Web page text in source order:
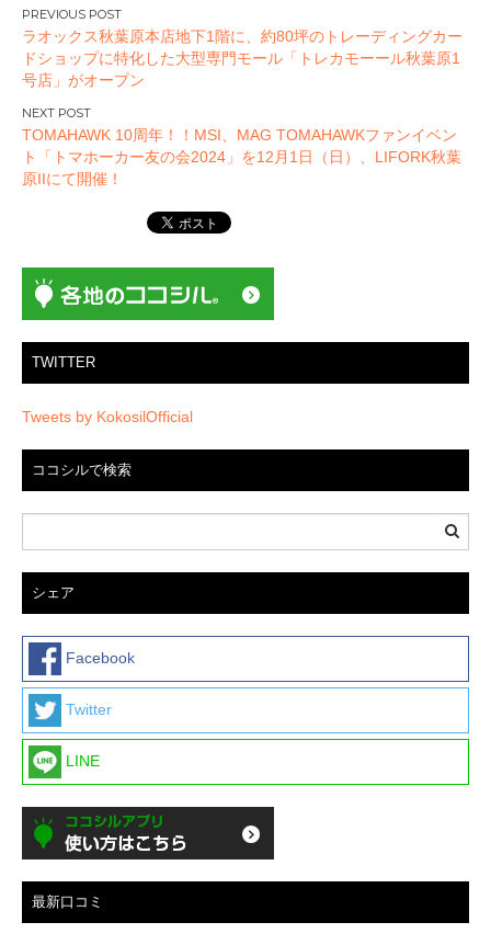
投
稿
ナ
ビ
ゲ
ー
シ
ラオックス秋葉原本店地下1階に、約80坪のトレーディングカー
ドショップに特化した大型専門モール「トレカモーール秋葉原1
号店」がオープン
TOMAHAWK 10周年！！MSI、MAG TOMAHAWKファンイベン
ト「トマホーカー友の会2024」を12月1日（日）、LIFORK秋葉
原IIにて開催！
TWITTER
Tweets by KokosilOfficial
ココシルで検索
シェア
Facebook
Twitter
LINE
最新口コミ